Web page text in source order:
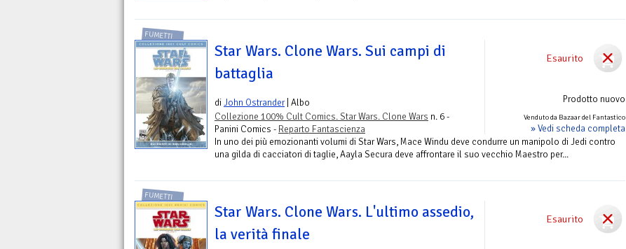
Esaurito
Prodotto nuovo
Venduto da Bazaar del Fantastico
» Vedi scheda completa
FUMETTI
Star Wars. Clone Wars. Sui campi di
battaglia
diJohn Ostrander| Albo
Collezione 100% Cult Comics. Star Wars. Clone Wars n. 6 -
Panini Comics - Reparto Fantascienza
In uno dei più emozionanti volumi di Star Wars, Mace Windu deve condurre un manipolo di Jedi contro
una gilda di cacciatori di taglie, Aayla Secura deve affrontare il suo vecchio Maestro per...
Esaurito
FUMETTI
Star Wars. Clone Wars. L'ultimo assedio,
la verità finale